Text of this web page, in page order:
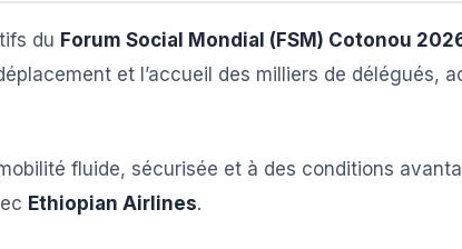
du Forum Social Mondial (FSM) Cotonou
et l’accueil des milliers de délégués,
fluide, sécurisée et à des conditions
Ethiopian Airlines.